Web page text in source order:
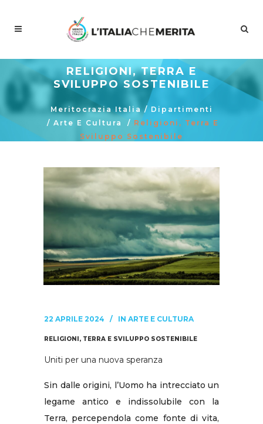
RELIGIONI, TERRA E
SVILUPPO SOSTENIBILE
Meritocrazia Italia / Dipartimenti
/ Arte E Cultura / Religioni, Terra E
Sviluppo Sostenibile
22 APRILE 2024 IN ARTE E CULTURA
RELIGIONI, TERRA E SVILUPPO SOSTENIBILE
Uniti per una nuova speranza
Sin dalle origini, l’Uomo ha intrecciato un
legame antico e indissolubile con la
Terra, percependola come fonte di vita,